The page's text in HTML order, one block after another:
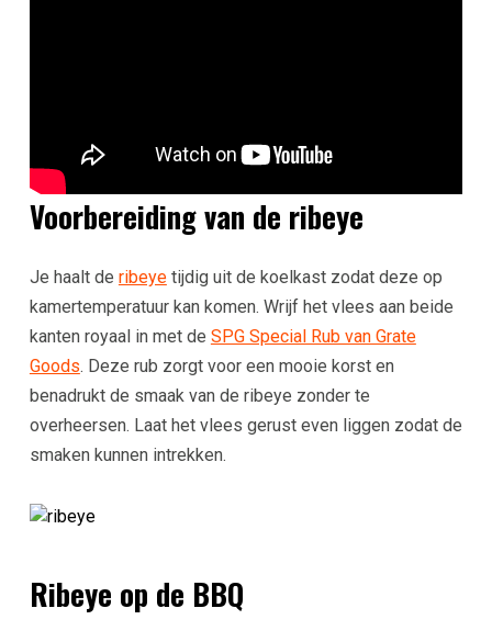
Voorbereiding van de ribeye
Je haalt de ribeyetijdig uit de koelkast zodat deze op
kamertemperatuur kan komen. Wrijf het vlees aan beide
kanten royaal in met de SPG Special Rub van Grate
Goods. Deze rub zorgt voor een mooie korst en
benadrukt de smaak van de ribeye zonder te
overheersen. Laat het vlees gerust even liggen zodat de
smaken kunnen intrekken.
Ribeye op de BBQ